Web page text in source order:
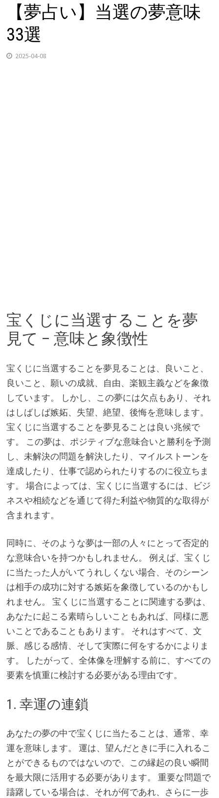
【夢占い】当選の夢意味
33選
2025-04-08
宝くじに当選することを夢
見て – 意味と象徴性
宝くじに当選することを夢見ることは、良いこと、
良いこと、願いの成就、自由、楽観主義などを象徴
しています。 しかし、この夢には欠点もあり、それ
はしばしば嫉妬、失望、絶望、後悔を意味します。
宝くじに当選することを夢見ることは良い兆候で
す。 この夢は、ポジティブな意味合いと勝利を予測
し、未解決の問題を解決したり、マイルストーンを
達成したり、仕事で認められたりするのに役立ちま
す。 場合によっては、宝くじに当選するには、ビジ
ネスや相続などを通じて得た利益や物質的な取得が
含まれます。
同時に、そのような夢は一部の人々にとって否定的
な意味合いを持つかもしれません。 例えば、宝くじ
に当たった人がいてうれしくない場合、そのシーン
は相手の成功に対する嫉妬を象徴しているのかもし
れません。 宝くじに当選することに関連する夢は、
あなたに起こる素晴らしいこともあれば、同様に悪
いことであることもあります。 それはすべて、文
脈、感じる感情、そして実際に何をするかによりま
す。 したがって、全体像を理解する前に、すべての
要素を慎重に検討する必要がある理由です。
1. 幸運の連鎖
あなたの夢の中で宝くじに当たることは、通常、幸
運を意味します。 運は、望んだときに手に入れるこ
とができるものではないので、この縁起の良い瞬間
を最大限に活用する必要があります。 重要な問題で
躊躇している場合は、それが何であれ、さらに一歩